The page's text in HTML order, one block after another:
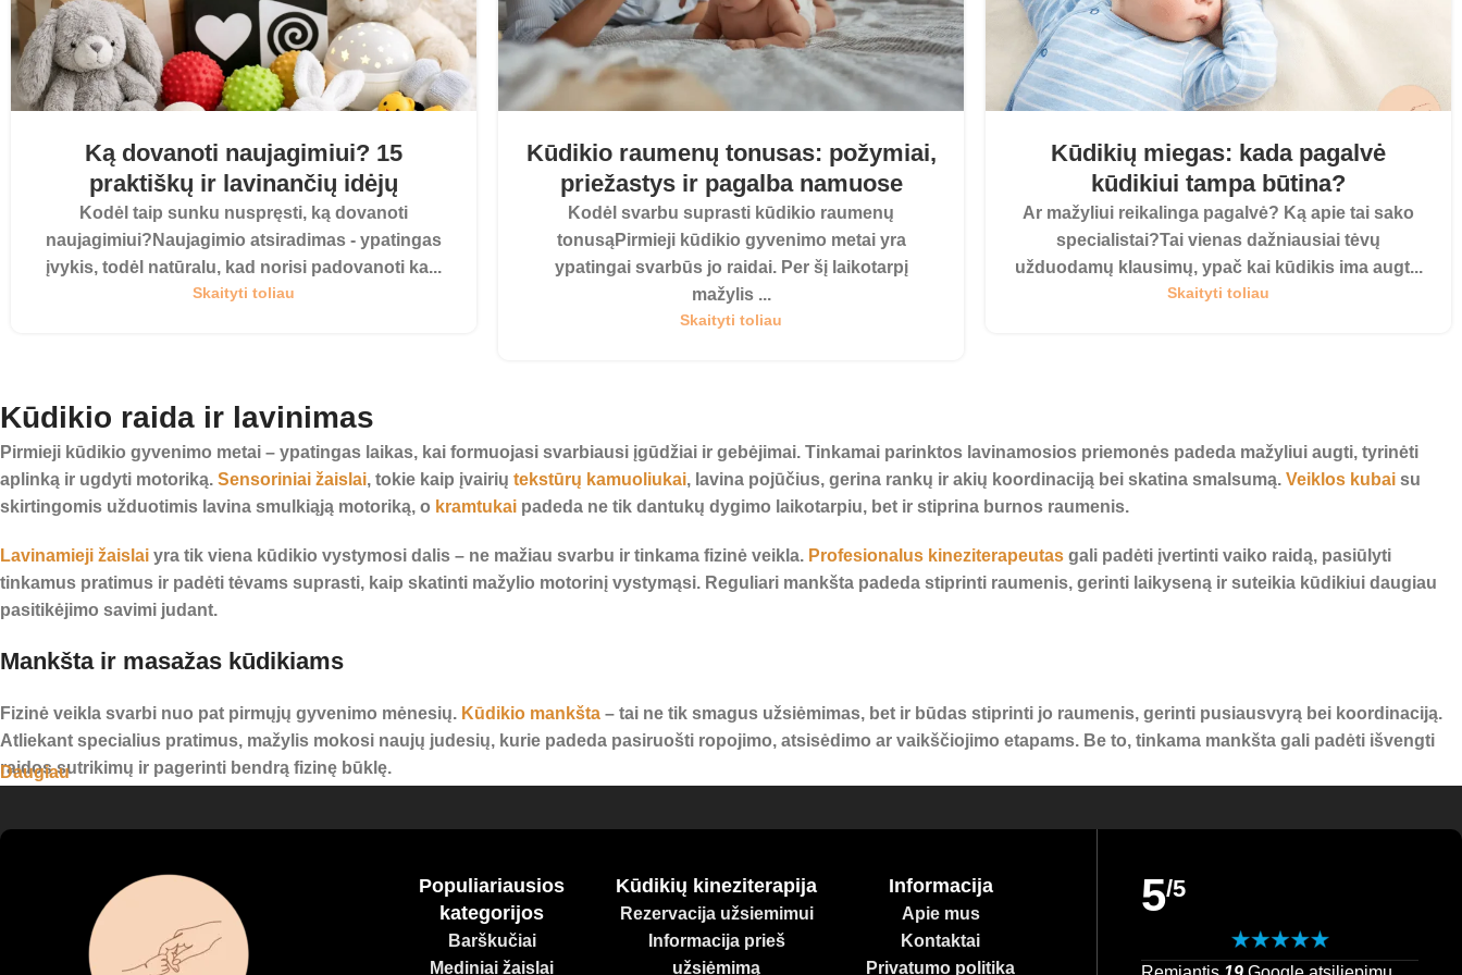
Ką dovanoti naujagimiui? 15
praktiškų ir lavinančių idėjų
Kodėl taip sunku nuspręsti, ką dovanoti
naujagimiui?Naujagimio atsiradimas - ypatingas
įvykis, todėl natūralu, kad norisi padovanoti ka...
Skaityti toliau
Kūdikio raumenų tonusas: požymiai,
priežastys ir pagalba namuose
Kodėl svarbu suprasti kūdikio raumenų
tonusąPirmieji kūdikio gyvenimo metai yra
ypatingai svarbūs jo raidai. Per šį laikotarpį
mažylis ...
Skaityti toliau
Kūdikių miegas: kada pagalvė
kūdikiui tampa būtina?
Ar mažyliui reikalinga pagalvė? Ką apie tai sako
specialistai?Tai vienas dažniausiai tėvų
užduodamų klausimų, ypač kai kūdikis ima augt...
Skaityti toliau
Kūdikio raida ir lavinimas
Pirmieji kūdikio gyvenimo metai – ypatingas laikas, kai formuojasi svarbiausi įgūdžiai ir gebėjimai. Tinkamai parinktos lavinamosios priemonės padeda mažyliui augti, tyrinėti
aplinką ir ugdyti motoriką. Sensoriniai žaislai, tokie kaip įvairių tekstūrų kamuoliukai, lavina pojūčius, gerina rankų ir akių koordinaciją bei skatina smalsumą. Veiklos kubai su
skirtingomis užduotimis lavina smulkiąją motoriką, o kramtukai padeda ne tik dantukų dygimo laikotarpiu, bet ir stiprina burnos raumenis.
Lavinamieji žaislai yra tik viena kūdikio vystymosi dalis – ne mažiau svarbu ir tinkama fizinė veikla. Profesionalus kineziterapeutas gali padėti įvertinti vaiko raidą, pasiūlyti
tinkamus pratimus ir padėti tėvams suprasti, kaip skatinti mažylio motorinį vystymąsi. Reguliari mankšta padeda stiprinti raumenis, gerinti laikyseną ir suteikia kūdikiui daugiau
pasitikėjimo savimi judant.
Mankšta ir masažas kūdikiams
Fizinė veikla svarbi nuo pat pirmųjų gyvenimo mėnesių. Kūdikio mankšta – tai ne tik smagus užsiėmimas, bet ir būdas stiprinti jo raumenis, gerinti pusiausvyrą bei koordinaciją.
Atliekant specialius pratimus, mažylis mokosi naujų judesių, kurie padeda pasiruošti ropojimo, atsisėdimo ar vaikščiojimo etapams. Be to, tinkama mankšta gali padėti išvengti
raidos sutrikimų ir pagerinti bendrą fizinę būklę.
Mūsų studijoje siūlome individualias konsultacijas, kūdikių mankštas ir masažus, kuriuos galima atlikti tiek mūsų erdvėje, tiek jūsų namuose. Svarbiausia – sukurti aplinką, kurioje
mažylis jaustųsi saugus, atsipalaidavęs ir pasiruošęs tyrinėti pasaulį.
Daugiau
Populiariausios
kategorijos
Barškučiai
Mediniai žaislai
Kūdikių kineziterapija
Rezervacija užsiemimui
Informacija prieš
užsiėmimą
Informacija
Apie mus
Kontaktai
Privatumo politika
5/5